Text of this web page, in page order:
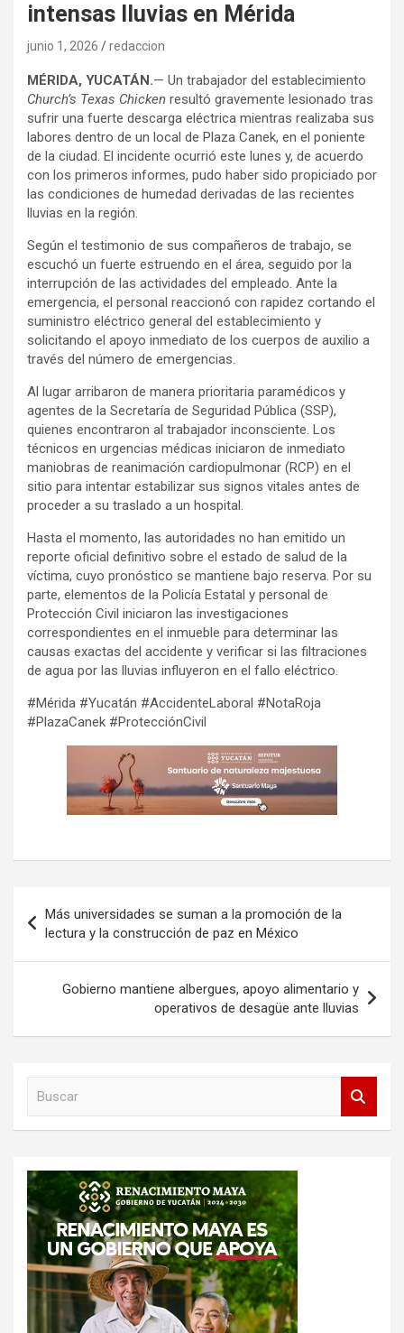
intensas lluvias en Mérida
junio 1, 2026 redaccion
MÉRIDA, YUCATÁN.— Un trabajador del establecimiento
Church’s Texas Chicken resultó gravemente lesionado tras
sufrir una fuerte descarga eléctrica mientras realizaba sus
labores dentro de un local de Plaza Canek, en el poniente
de la ciudad. El incidente ocurrió este lunes y, de acuerdo
con los primeros informes, pudo haber sido propiciado por
las condiciones de humedad derivadas de las recientes
lluvias en la región.
Según el testimonio de sus compañeros de trabajo, se
escuchó un fuerte estruendo en el área, seguido por la
interrupción de las actividades del empleado. Ante la
emergencia, el personal reaccionó con rapidez cortando el
suministro eléctrico general del establecimiento y
solicitando el apoyo inmediato de los cuerpos de auxilio a
través del número de emergencias.
Al lugar arribaron de manera prioritaria paramédicos y
agentes de la Secretaría de Seguridad Pública (SSP),
quienes encontraron al trabajador inconsciente. Los
técnicos en urgencias médicas iniciaron de inmediato
maniobras de reanimación cardiopulmonar (RCP) en el
sitio para intentar estabilizar sus signos vitales antes de
proceder a su traslado a un hospital.
Hasta el momento, las autoridades no han emitido un
reporte oficial definitivo sobre el estado de salud de la
víctima, cuyo pronóstico se mantiene bajo reserva. Por su
parte, elementos de la Policía Estatal y personal de
Protección Civil iniciaron las investigaciones
correspondientes en el inmueble para determinar las
causas exactas del accidente y verificar si las filtraciones
de agua por las lluvias influyeron en el fallo eléctrico.
#Mérida #Yucatán #AccidenteLaboral #NotaRoja
#PlazaCanek #ProtecciónCivil
de
entradas
Más universidades se suman a la promoción de la
lectura y la construcción de paz en México
Gobierno mantiene albergues, apoyo alimentario y
operativos de desagüe ante lluvias
r